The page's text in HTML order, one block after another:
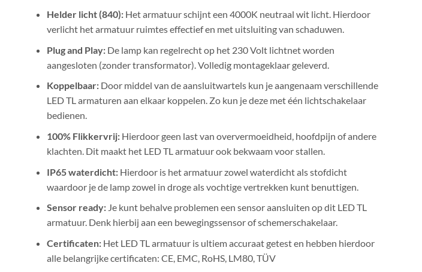
Helder licht (840):Het armatuur schijnt een 4000K neutraal wit licht. Hierdoor
verlicht het armatuur ruimtes effectief en met uitsluiting van schaduwen.
Plug and Play:De lamp kan regelrecht op het 230 Volt lichtnet worden
aangesloten (zonder transformator). Volledig montageklaar geleverd.
Koppelbaar:Door middel van de aansluitwartels kun je aangenaam verschillende
LED TL armaturen aan elkaar koppelen. Zo kun je deze met één lichtschakelaar
bedienen.
100% Flikkervrij:Hierdoor geen last van oververmoeidheid, hoofdpijn of andere
klachten. Dit maakt het LED TL armatuur ook bekwaam voor stallen.
IP65 waterdicht:Hierdoor is het armatuur zowel waterdicht als stofdicht
waardoor je de lamp zowel in droge als vochtige vertrekken kunt benuttigen.
Sensor ready:Je kunt behalve problemen een sensor aansluiten op dit LED TL
armatuur. Denk hierbij aan een bewegingssensor of schemerschakelaar.
Certificaten:Het LED TL armatuur is ultiem accuraat getest en hebben hierdoor
alle belangrijke certificaten: CE, EMC, RoHS, LM80, TÜV